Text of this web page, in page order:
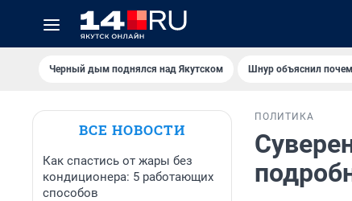
Черный дым поднялся над Якутском Шнур объяснил
ВСЕ НОВОСТИ
Как спастись от жары без
кондиционера: 5 работающих
способов
ПОЛИТИКА